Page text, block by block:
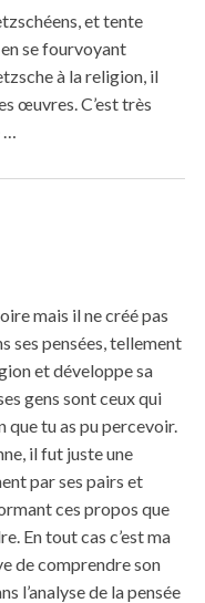
et tente
se fourvoyant
à la religion, il
œuvres. C’est très
…
mais il ne créé pas
ses pensées, tellement
et développe sa
gens sont ceux qui
tu as pu percevoir.
il fut juste une
par ses pairs et
ces propos que
En tout cas c’est ma
de comprendre son
l’analyse de la pensée